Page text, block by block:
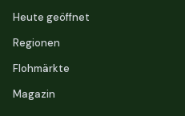
Heute geöffnet
Regionen
Flohmärkte
Magazin